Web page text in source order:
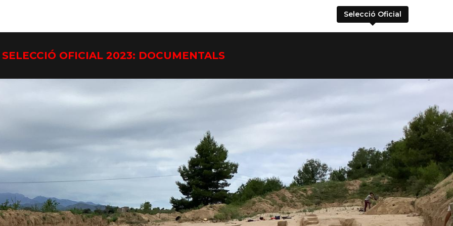
Selecció Oficial
SELECCIÓ OFICIAL 2023: DOCUMENTALS